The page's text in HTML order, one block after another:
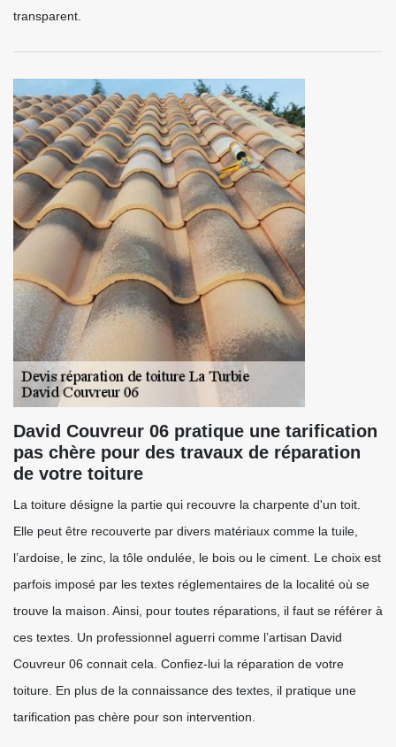
transparent.
David Couvreur 06 pratique une tarification
pas chère pour des travaux de réparation
de votre toiture
La toiture désigne la partie qui recouvre la charpente d'un toit.
Elle peut être recouverte par divers matériaux comme la tuile,
l’ardoise, le zinc, la tôle ondulée, le bois ou le ciment. Le choix est
parfois imposé par les textes réglementaires de la localité où se
trouve la maison. Ainsi, pour toutes réparations, il faut se référer à
ces textes. Un professionnel aguerri comme l’artisan David
Couvreur 06 connait cela. Confiez-lui la réparation de votre
toiture. En plus de la connaissance des textes, il pratique une
tarification pas chère pour son intervention.